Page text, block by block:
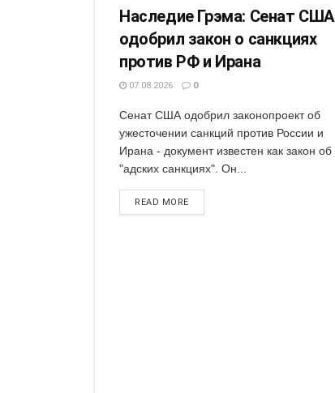
Наследие Грэма: Сенат США
одобрил закон о санкциях
против РФ и Ирана
07.08.2026 0
Сенат США одобрил законопроект об
ужесточении санкций против России и
Ирана - документ известен как закон об
"адских санкциях". Он...
READ MORE